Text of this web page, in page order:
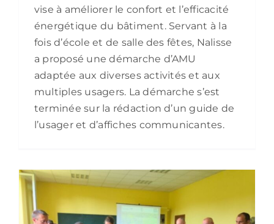
vise à améliorer le confort et l’efficacité
énergétique du bâtiment. Servant à la
fois d’école et de salle des fêtes, Nalisse
a proposé une démarche d’AMU
adaptée aux diverses activités et aux
multiples usagers. La démarche s’est
terminée sur la rédaction d’un guide de
l’usager et d’affiches communicantes.